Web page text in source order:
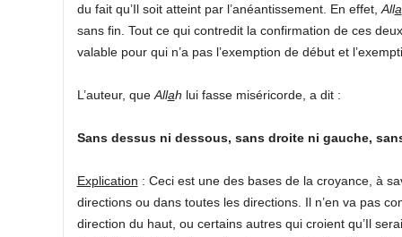
du fait qu’Il soit atteint par l’anéantissement. En effet,Alla
sans fin. Tout ce qui contredit la confirmation de ces
valable pour qui n’a pas l’exemption de début et
L’auteur, queAllah lui fasse miséricorde, a dit :
Sans dessus ni dessous, sans droite ni gauche,
Explication : Ceci est une des bases de la croyance, à
directions ou dans toutes les directions. Il n’en va pas
direction du haut, ou certains autres qui croient qu’Il